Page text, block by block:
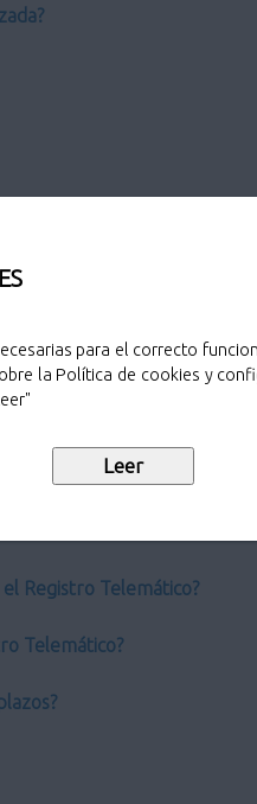
para el correcto
la Política de cookies y
tradicionales?
Registro Telemático?
Telemático?